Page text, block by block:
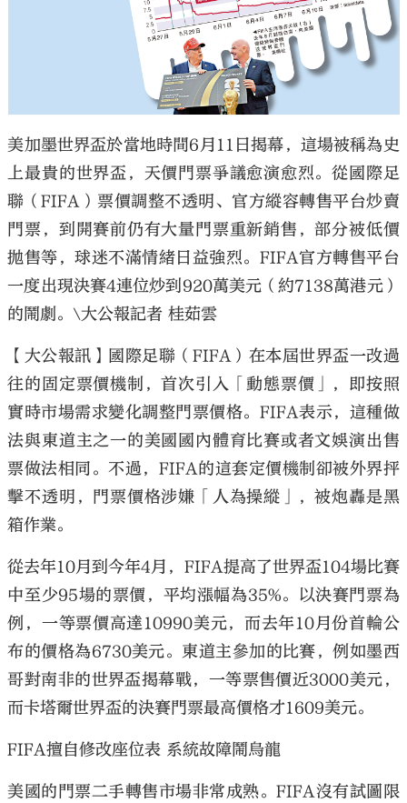
美加墨世界盃於當地時間6月11日揭幕，這場被稱為史
上最貴的世界盃，天價門票爭議愈演愈烈。從國際足
聯（FIFA）票價調整不透明、官方縱容轉售平台炒賣
門票，到開賽前仍有大量門票重新銷售，部分被低價
拋售等，球迷不滿情緒日益強烈。FIFA官方轉售平台
一度出現決賽4連位炒到920萬美元（約7138萬港元）
的鬧劇。\大公報記者 桂茹雲
【大公報訊】國際足聯（FIFA）在本屆世界盃一改過
往的固定票價機制，首次引入「動態票價」，即按照
實時市場需求變化調整門票價格。FIFA表示，這種做
法與東道主之一的美國國內體育比賽或者文娛演出售
票做法相同。不過，FIFA的這套定價機制卻被外界抨
擊不透明，門票價格涉嫌「人為操縱」，被炮轟是黑
箱作業。
從去年10月到今年4月，FIFA提高了世界盃104場比賽
中至少95場的票價，平均漲幅為35%。以決賽門票為
例，一等票價高達10990美元，而去年10月份首輪公
布的價格為6730美元。東道主參加的比賽，例如墨西
哥對南非的世界盃揭幕戰，一等票售價近3000美元，
而卡塔爾世界盃的決賽門票最高價格才1609美元。
FIFA擅自修改座位表 系統故障鬧烏龍
美國的門票二手轉售市場非常成熟。FIFA沒有試圖限